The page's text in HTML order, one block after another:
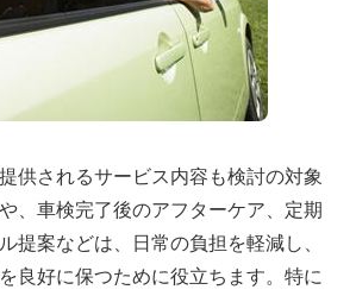
供されるサービス内容も検討の対象
、車検完了後のアフターケア、定期
提案などは、日常の負担を軽減し、
良好に保つために役立ちます。特に